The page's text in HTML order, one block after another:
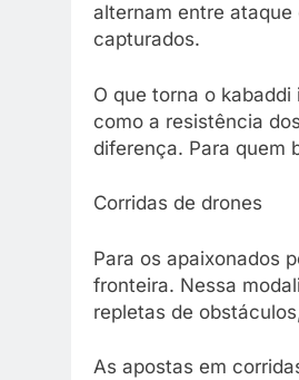
alternam entre
capturados.
O que torna o
como a resistência
diferença. Para quem
Corridas de drones
Para os apaixonados
fronteira. Nessa
repletas de
As apostas em